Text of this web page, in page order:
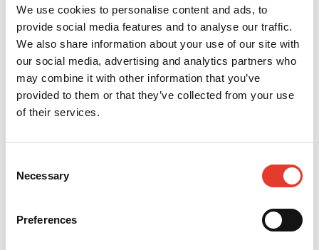
We use cookies to personalise content and ads, to
provide social media features and to analyse our traffic.
We also share information about your use of our site with
our social media, advertising and analytics partners who
may combine it with other information that you’ve
provided to them or that they’ve collected from your use
of their services.
Selection
Necessary
Preferences
Desde 38,80 €
VER MÁS